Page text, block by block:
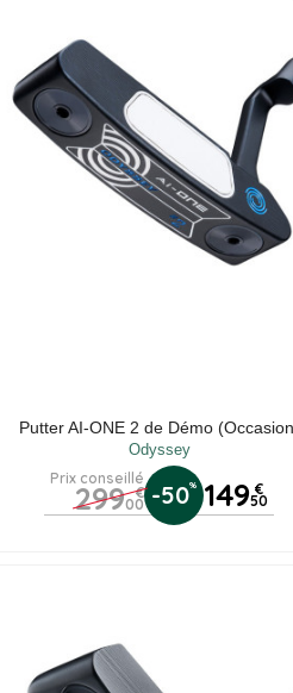
Putter AI-ONE 2 de Démo
Odyssey
Prix conseillé
299 €
00 -50% 149 €
50